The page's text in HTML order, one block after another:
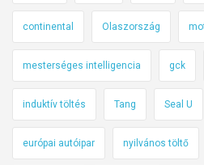
continental Olaszország
mesterséges intelligencia gck
induktív töltés Tang Seal U
európai autóipar nyilvános töltő